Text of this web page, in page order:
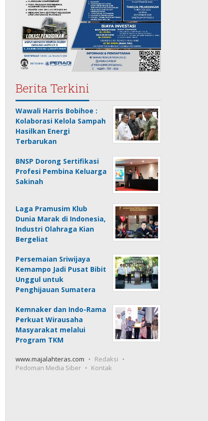
Berita Terkini
Wawali Harris Bobihoe :
Kolaborasi Kelola Sampah
Hasilkan Energi
Terbarukan
BNSP Dorong Sertifikasi
Profesi Pembina Keluarga
Sakinah
Laga Pramusim Klub
Dunia Marak di Indonesia,
Industri Olahraga Kian
Bergeliat
Persemaian Sriwijaya
Kemampo Jadi Pusat Bibit
Unggul untuk
Penghijauan Sumatera
Kemnaker dan Indo-Rama
Perkuat Wirausaha
Masyarakat melalui
Program TKM
www.majalahteras.com
Redaksi
Pedoman Media Siber
Kontak